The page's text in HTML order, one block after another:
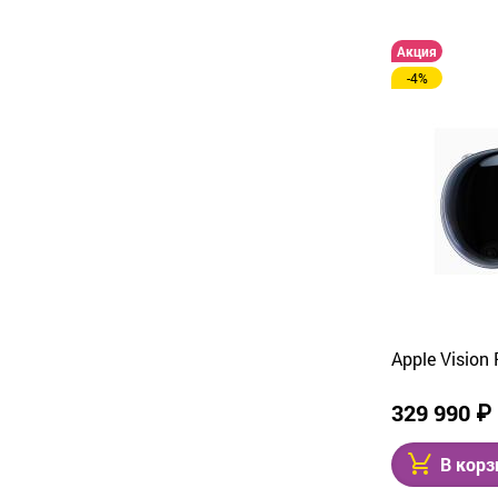
Акция
-4%
Apple Vision
329 990 ₽
В